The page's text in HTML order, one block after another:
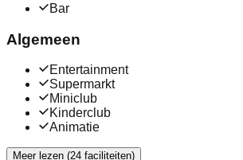
Bar
Algemeen
Entertainment
Supermarkt
Miniclub
Kinderclub
Animatie
Meer lezen (24 faciliteiten)